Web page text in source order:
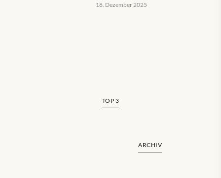
18. Dezember 2025
TOP 3
ARCHIV